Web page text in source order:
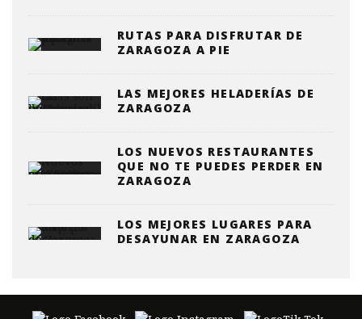
RUTAS PARA DISFRUTAR DE
ZARAGOZA A PIE
LAS MEJORES HELADERÍAS DE
ZARAGOZA
LOS NUEVOS RESTAURANTES
QUE NO TE PUEDES PERDER EN
ZARAGOZA
LOS MEJORES LUGARES PARA
DESAYUNAR EN ZARAGOZA